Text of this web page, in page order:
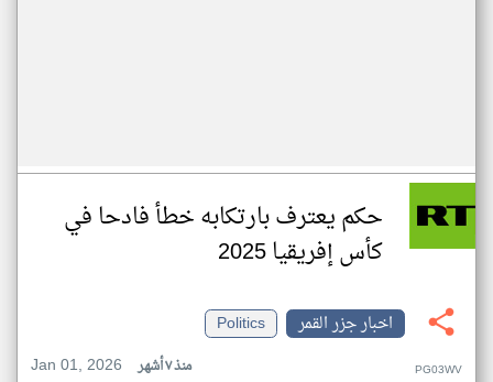
حكم يعترف بارتكابه خطأ فادحا في
كأس إفريقيا 2025
اخبار جزر القمر
Politics
Jan 01, 2026
منذ ٧ أشهر PG03WV